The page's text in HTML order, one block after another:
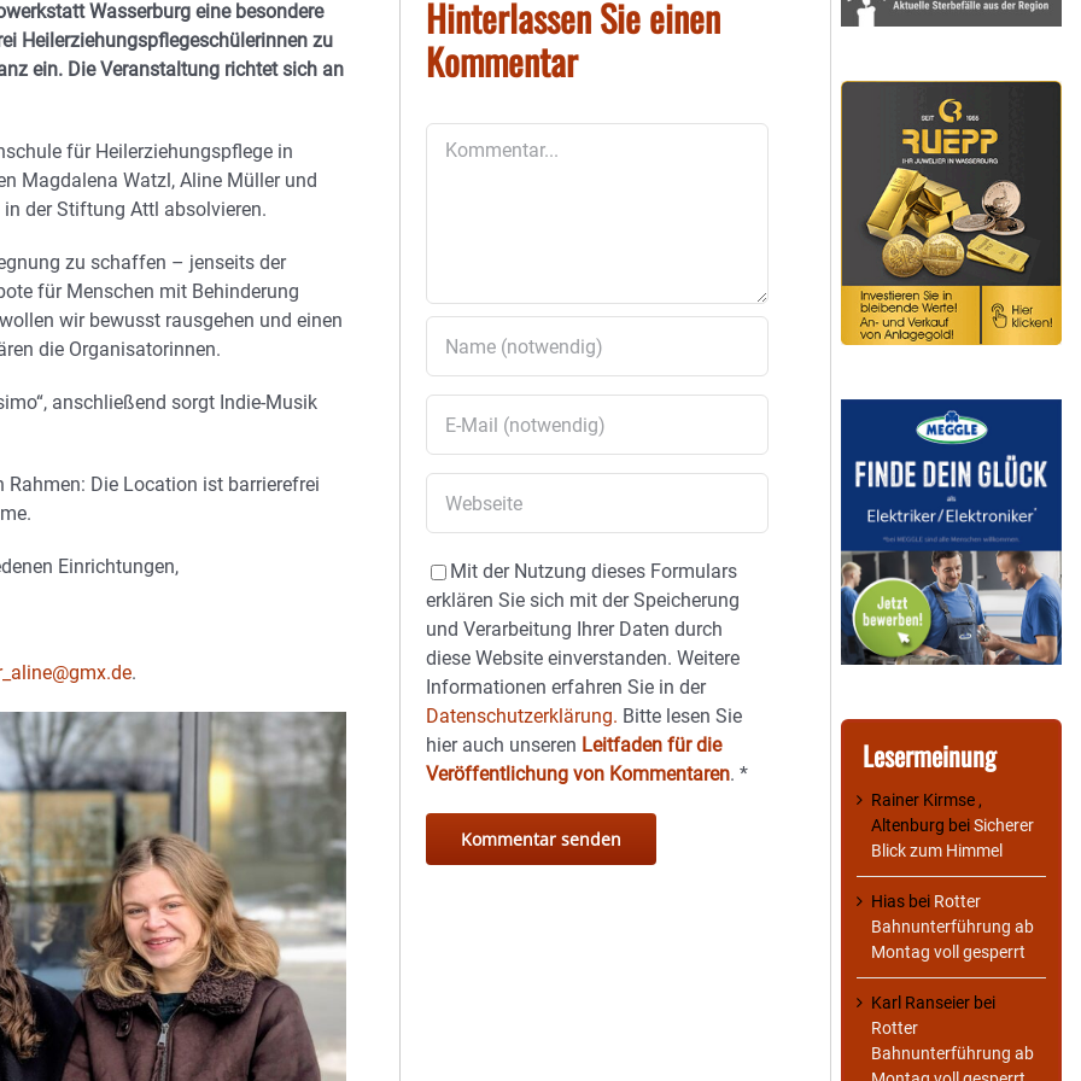
Wasserburg eine besondere
Heilerziehungspflegeschülerinnen zu
ein. Die Veranstaltung richtet sich an
für Heilerziehungspflege in
Magdalena Watzl, Aline Müller und
der Stiftung Attl absolvieren.
zu schaffen – jenseits der
für Menschen mit Behinderung
wir bewusst rausgehen und einen
die Organisatorinnen.
anschließend sorgt Indie-Musik
Die Location ist barrierefrei
Einrichtungen,
.
Hinterlassen Sie einen
Kommentar
Mit der Nutzung dieses Formulars
erklären Sie sich mit der Speicherung
und Verarbeitung Ihrer Daten durch
diese Website einverstanden. Weitere
Informationen erfahren Sie in der
Datenschutzerklärung. Bitte lesen Sie
hier auch unseren Leitfaden für die
Veröffentlichung von Kommentaren.* Lesermeinung
Rainer Kirmse ,
Altenburg beiSicherer
Blick zum Himmel
Hias bei Rotter
Bahnunterführung ab
Montag voll gesperrt
Karl Ranseier bei
Rotter
Bahnunterführung ab